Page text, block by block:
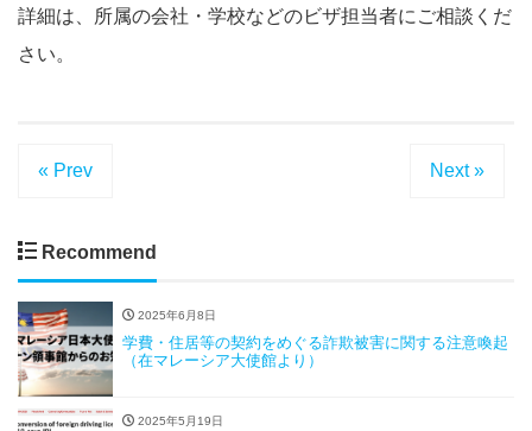
詳細は、所属の会社・学校などのビザ担当者にご相談くだ
さい。
« Prev Next »
Recommend
2025年6月8日
学費・住居等の契約をめぐる詐欺被害に関する注意喚起
（在マレーシア大使館より）
2025年5月19日